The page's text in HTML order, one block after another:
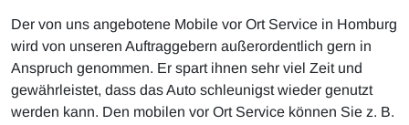
Der von uns angebotene Mobile vor Ort Service in Homburg
wird von unseren Auftraggebern außerordentlich gern in
Anspruch genommen. Er spart ihnen sehr viel Zeit und
gewährleistet, dass das Auto schleunigst wieder genutzt
werden kann. Den mobilen vor Ort Service können Sie z. B.